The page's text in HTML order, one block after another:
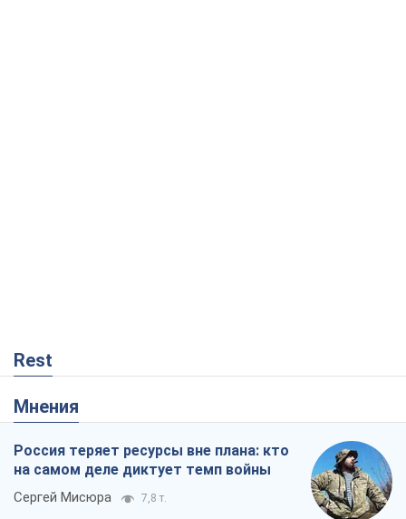
Rest
Мнения
Россия теряет ресурсы вне плана: кто
на самом деле диктует темп войны
Сергей Мисюра 7,8 т.